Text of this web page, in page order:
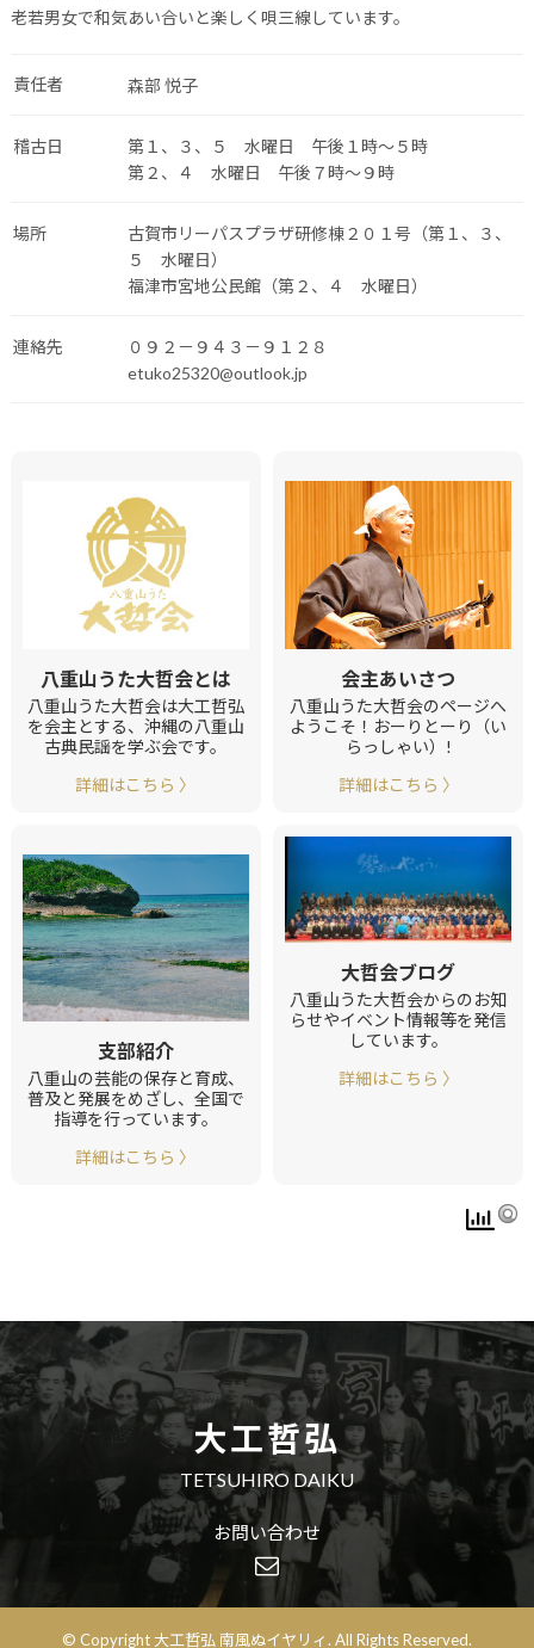
老若男女で和気あい合いと楽しく唄三線しています。
責任者 森部 悦子
稽古日
第１、３、５ 水曜日 午後１時～５時
第２、４ 水曜日 午後７時～９時
場所
古賀市リーパスプラザ研修棟２０１号（第１、３、
５ 水曜日）
福津市宮地公民館（第２、４ 水曜日）
連絡先
０９２－９４３－９１２８
etuko25320@outlook.jp
八重山うた大哲会とは
八重山うた大哲会は大工哲弘
を会主とする、沖縄の八重山
古典民謡を学ぶ会です。
詳細はこちら 〉
会主あいさつ
八重山うた大哲会のページへ
ようこそ！おーりとーり（い
らっしゃい）!
詳細はこちら 〉
支部紹介
八重山の芸能の保存と育成、
普及と発展をめざし、全国で
指導を行っています。
詳細はこちら 〉
大哲会ブログ
八重山うた大哲会からのお知
らせやイベント情報等を発信
しています。
詳細はこちら 〉
大工哲弘
TETSUHIRO DAIKU
お問い合わせ
© Copyright 大工哲弘 南風ぬイヤリィ. All Rights Reserved.